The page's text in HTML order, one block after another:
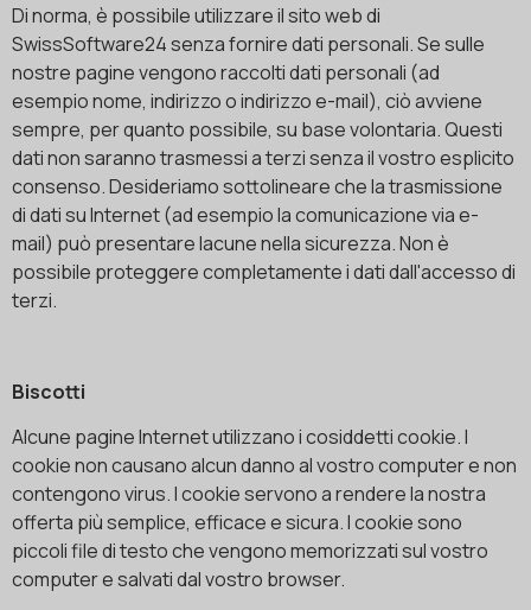
Di norma, è possibile utilizzare il sito web di
SwissSoftware24 senza fornire dati personali. Se sulle
nostre pagine vengono raccolti dati personali (ad
esempio nome, indirizzo o indirizzo e-mail), ciò avviene
sempre, per quanto possibile, su base volontaria. Questi
dati non saranno trasmessi a terzi senza il vostro esplicito
consenso. Desideriamo sottolineare che la trasmissione
di dati su Internet (ad esempio la comunicazione via e-
mail) può presentare lacune nella sicurezza. Non è
possibile proteggere completamente i dati dall'accesso di
terzi.
Biscotti
Alcune pagine Internet utilizzano i cosiddetti cookie. I
cookie non causano alcun danno al vostro computer e non
contengono virus. I cookie servono a rendere la nostra
offerta più semplice, efficace e sicura. I cookie sono
piccoli file di testo che vengono memorizzati sul vostro
computer e salvati dal vostro browser.